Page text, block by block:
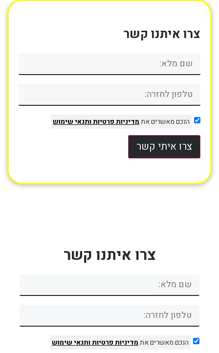
צרו איתנו קשר
הנכם מאשרים אתמדיניות פרטיותותנאי שימוש
צרו איתי קשר
צרו איתנו קשר
הנכם מאשרים אתמדיניות פרטיותותנאי שימוש